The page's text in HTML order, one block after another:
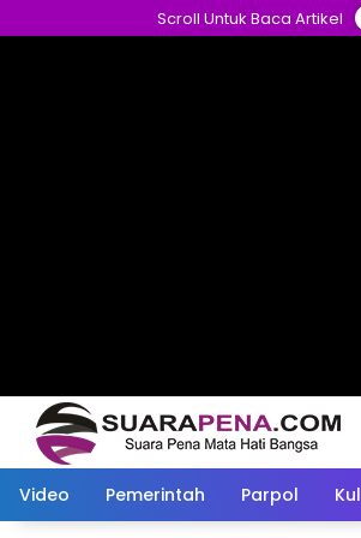
ke
Scroll Untuk Baca Artikel
Video Pemerintah Parpol